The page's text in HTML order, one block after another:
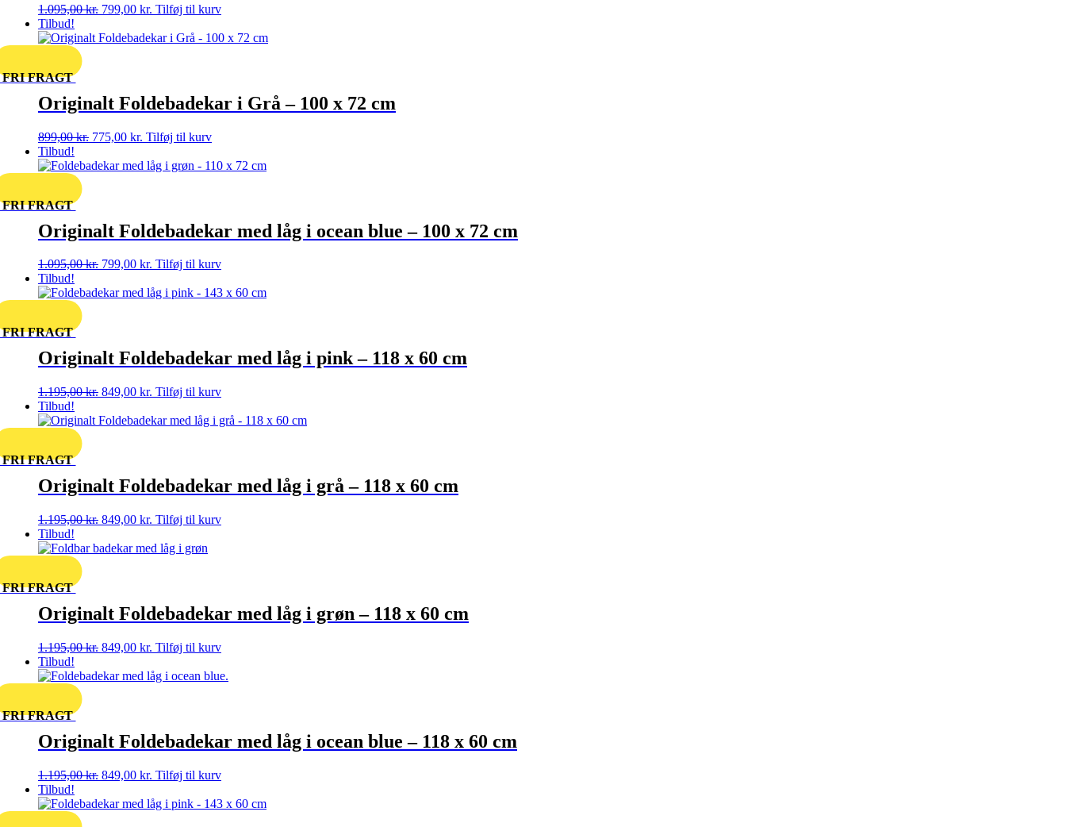
1.095,00kr. Den
pris
799,00 kr. Den
pris
Tilføj til kurv
Tilbud!
FRAGT
Originalt Foldebadekar i Grå – 100 x 72 cm
899,00kr. Den
pris
775,00 kr. Den
pris
Tilføj til kurv
Tilbud!
FRAGT
Originalt Foldebadekar med låg i ocean blue – 100 x 72 cm
1.095,00kr. Den
pris
799,00 kr. Den
pris
Tilføj til kurv
Tilbud!
FRAGT
Originalt Foldebadekar med låg i pink – 118 x 60 cm
1.195,00kr. Den
pris
849,00 kr. Den
pris
Tilføj til kurv
Tilbud!
FRAGT
Originalt Foldebadekar med låg i grå – 118 x 60 cm
1.195,00kr. Den
pris
849,00 kr. Den
pris
Tilføj til kurv
Tilbud!
FRAGT
Originalt Foldebadekar med låg i grøn – 118 x 60 cm
1.195,00kr. Den
pris
849,00 kr. Den
pris
Tilføj til kurv
Tilbud!
FRAGT
Originalt Foldebadekar med låg i ocean blue – 118 x 60 cm
1.195,00kr. Den
pris
849,00 kr. Den
pris
Tilføj til kurv
Tilbud!